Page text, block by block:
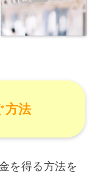
方法
を得る方法を